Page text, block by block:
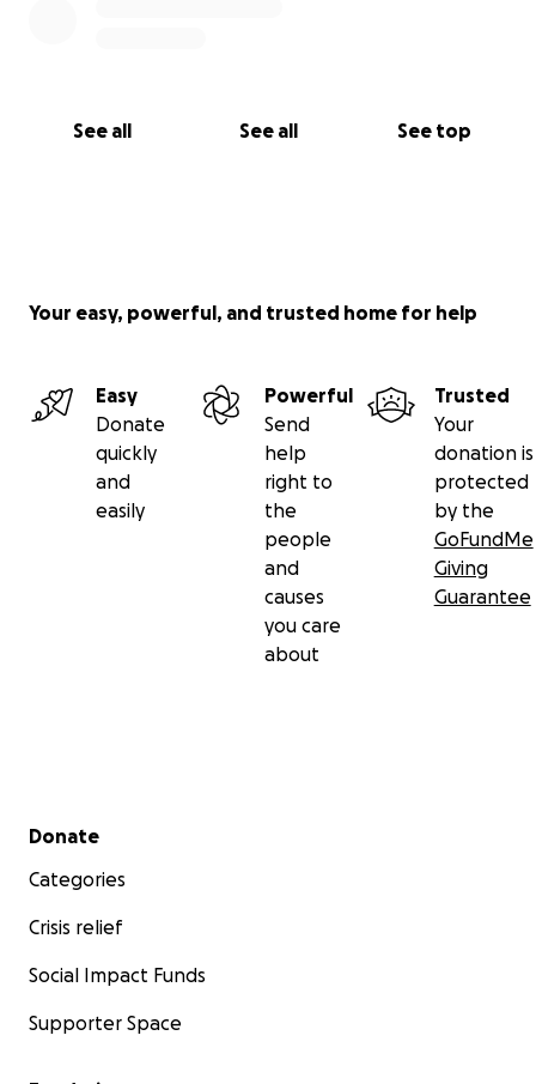
See all See all See top
Your easy, powerful, and trusted home for help
Easy
Donate
quickly
and
easily
Powerful
Send
help
right to
the
people
and
causes
you care
about
Trusted
Your
donation is
protected
by the
GoFundMe
Giving
Guarantee
Secondary menu
Donate
Categories
Crisis relief
Social Impact Funds
Supporter Space